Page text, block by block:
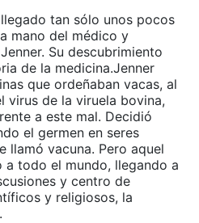
tan sólo unos pocos
mano del médico y
Su descubrimiento
de la medicina.Jenner
que ordeñaban vacas, al
virus de la viruela bovina,
a este mal. Decidió
el germen en seres
llamó vacuna. Pero aquel
todo el mundo, llegando a
y centro de
y religiosos, la